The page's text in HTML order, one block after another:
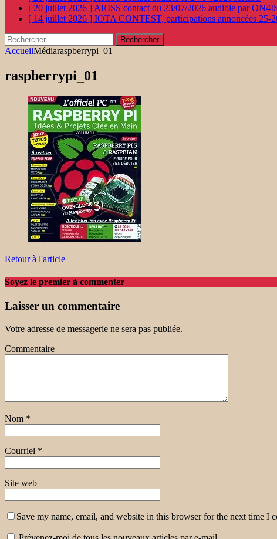
[ 20 juillet 2026 ] ARISS contact du 23/07/2026 audible par
[ 14 juillet 2026 ] IOTA CONTEST, participations annoncées 25-
Rechercher :
AccueilMédiaraspberrypi_01
raspberrypi_01
Retour à l'article
Soyez le premier à commenter
Laisser un commentaire
Votre adresse de messagerie ne sera pas publiée.
Commentaire
Nom *
Courriel *
Site web
Save my name, email, and website in this browser for the next time I